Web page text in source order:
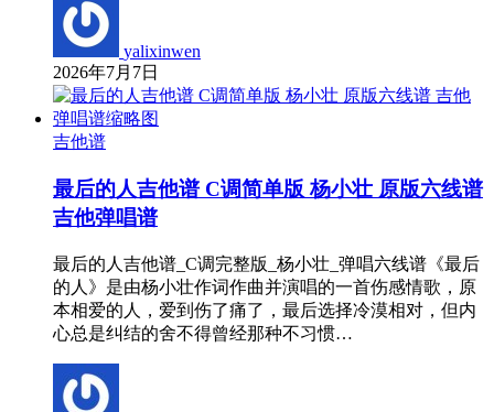
yalixinwen
2026年7月7日
吉他谱
最后的人吉他谱 C调简单版 杨小壮 原版六线谱
吉他弹唱谱
最后的人吉他谱_C调完整版_杨小壮_弹唱六线谱《最后
的人》是由杨小壮作词作曲并演唱的一首伤感情歌，原
本相爱的人，爱到伤了痛了，最后选择冷漠相对，但内
心总是纠结的舍不得曾经那种不习惯…